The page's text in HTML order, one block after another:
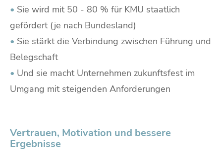
• Sie wird mit 50 - 80 % für KMU staatlich
gefördert (je nach Bundesland)
• Sie stärkt die Verbindung zwischen Führung und
Belegschaft
• Und sie macht Unternehmen zukunftsfest im
Umgang mit steigenden Anforderungen
Vertrauen, Motivation und bessere
Ergebnisse